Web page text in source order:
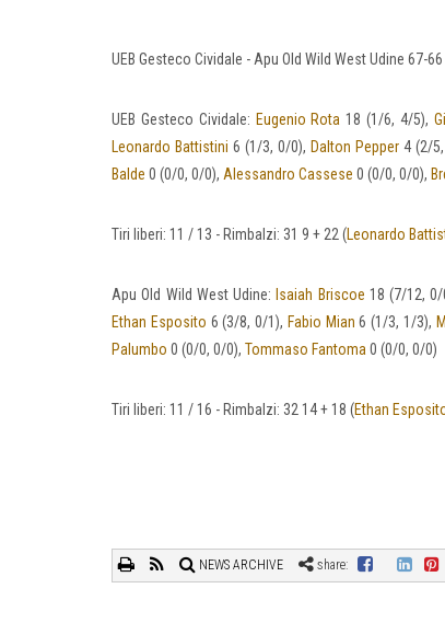
UEB Gesteco Cividale - Apu Old Wild West Udine 67-
UEB Gesteco Cividale: Eugenio Rota 18 (1/6, 4/5),
Leonardo Battistini 6 (1/3, 0/0),Dalton Pepper 4 (2/
Balde 0 (0/0, 0/0), Alessandro Cassese 0 (0/0, 0/0),
Tiri liberi: 11 / 13 - Rimbalzi: 31 9 + 22 (Leonardo
Apu Old Wild West Udine:Isaiah Briscoe 18 (7/12, 0/
Ethan Esposito 6 (3/8, 0/1), Fabio Mian 6 (1/3, 1/3),
Palumbo 0 (0/0, 0/0), Tommaso Fantoma 0 (0/0, 0/0)
Tiri liberi: 11 / 16 - Rimbalzi: 32 14 + 18 (Ethan
NEWS ARCHIVE share: